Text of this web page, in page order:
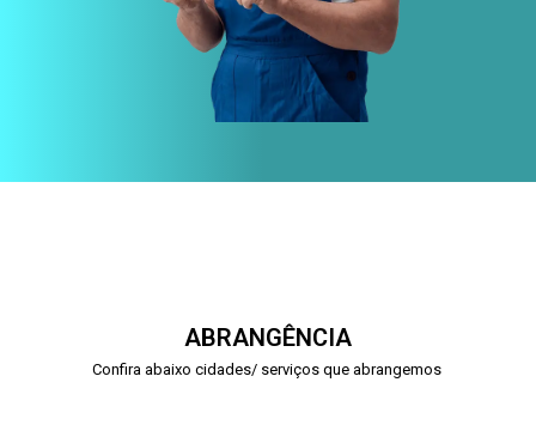
ABRANGÊNCIA
Confira abaixo cidades/ serviços que abrangemos